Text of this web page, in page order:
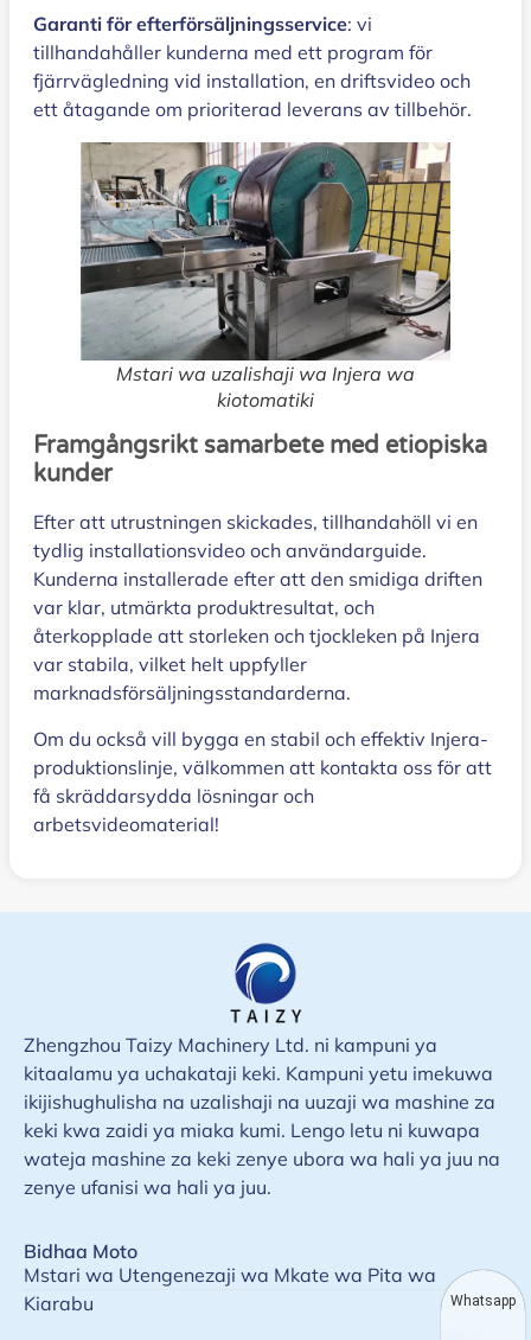
Garanti för efterförsäljningsservice: vi
tillhandahåller kunderna med ett program för
fjärrvägledning vid installation, en driftsvideo och
ett åtagande om prioriterad leverans av tillbehör.
Mstari wa uzalishaji wa Injera wa
kiotomatiki
Framgångsrikt samarbete med etiopiska
kunder
Efter att utrustningen skickades, tillhandahöll vi en
tydlig installationsvideo och användarguide.
Kunderna installerade efter att den smidiga driften
var klar, utmärkta produktresultat, och
återkopplade att storleken och tjockleken på Injera
var stabila, vilket helt uppfyller
marknadsförsäljningsstandarderna.
Om du också vill bygga en stabil och effektiv Injera-
produktionslinje, välkommen att kontakta oss för att
få skräddarsydda lösningar och
arbetsvideomaterial!
Zhengzhou Taizy Machinery Ltd. ni kampuni ya
kitaalamu ya uchakataji keki. Kampuni yetu imekuwa
ikijishughulisha na uzalishaji na uuzaji wa mashine za
keki kwa zaidi ya miaka kumi. Lengo letu ni kuwapa
wateja mashine za keki zenye ubora wa hali ya juu na
zenye ufanisi wa hali ya juu.
Bidhaa Moto
Mstari wa Utengenezaji wa Mkate wa Pita wa
Kiarabu
Whatsapp